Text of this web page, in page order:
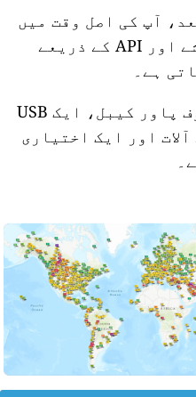
آپ کی اصل وقت میں
فضائی آلودگی کی سطح نقشے اور API کے ذریعے
ہے۔
اسٹیشن 10 میٹر واٹر پروف پاور کیبل، ایک USB
اور ایک اختیاری